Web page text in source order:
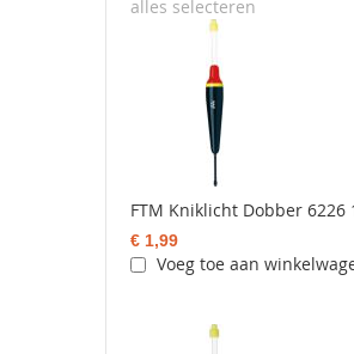
alles selecteren
FTM Kniklicht Dobber 6226
€ 1,99
Voeg toe aan